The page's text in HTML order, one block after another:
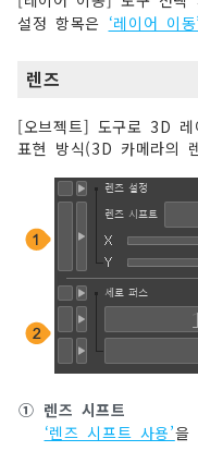
설정 항목은 ‘레이어 이동’
렌즈
[오브젝트] 도구로 3D
표현 방식(3D 카메라의
① 렌즈 시프트
‘렌즈 시프트 사용’을